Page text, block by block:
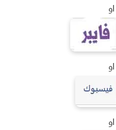
او
او
او